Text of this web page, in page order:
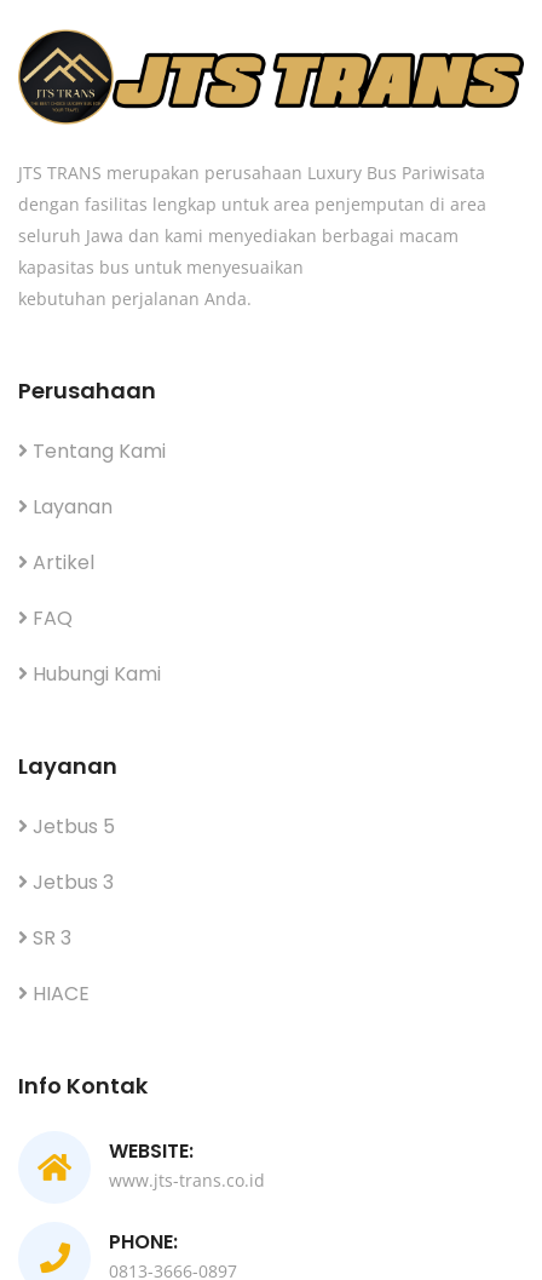
JTS TRANS merupakan perusahaan Luxury Bus Pariwisata
dengan fasilitas lengkap untuk area penjemputan di area
seluruh Jawa dan kami menyediakan berbagai macam
kapasitas bus untuk menyesuaikan
kebutuhan perjalanan Anda.
Perusahaan
Tentang Kami
Layanan
Artikel
FAQ
Hubungi Kami
Layanan
Jetbus 5
Jetbus 3
SR 3
HIACE
Info Kontak
WEBSITE:
www.jts-trans.co.id
PHONE:
0813-3666-0897